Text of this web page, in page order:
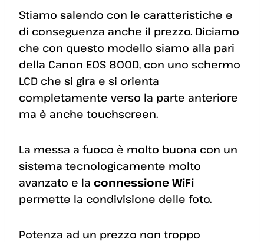
Stiamo salendo con le caratteristiche e
di conseguenza anche il prezzo. Diciamo
che con questo modello siamo alla pari
della Canon EOS 800D, con uno schermo
LCD che si gira e si orienta
completamente verso la parte anteriore
ma è anche touchscreen.
La messa a fuoco è molto buona con un
sistema tecnologicamente molto
avanzato e la connessione WiFi
permette la condivisione delle foto.
Potenza ad un prezzo non troppo